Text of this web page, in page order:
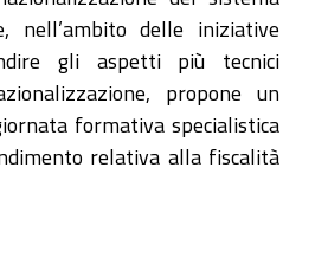
nell’ambito delle iniziative
gli aspetti più tecnici
propone un
formativa specialistica
relativa alla fiscalità